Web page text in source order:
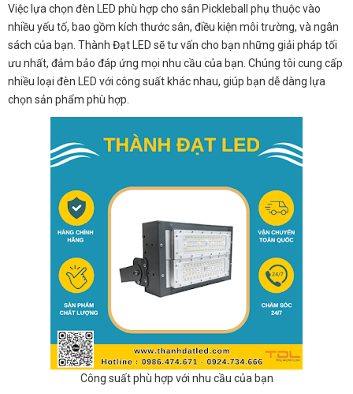
Việc lựa chọn đèn LED phù hợp cho sân Pickleball phụ thuộc vào
nhiều yếu tố, bao gồm kích thước sân, điều kiện môi trường, và ngân
sách của bạn. Thành Đạt LED sẽ tư vấn cho bạn những giải pháp tối
ưu nhất, đảm bảo đáp ứng mọi nhu cầu của bạn. Chúng tôi cung cấp
nhiều loại đèn LED với công suất khác nhau, giúp bạn dễ dàng lựa
chọn sản phẩm phù hợp.
Công suất phù hợp với nhu cầu của bạn